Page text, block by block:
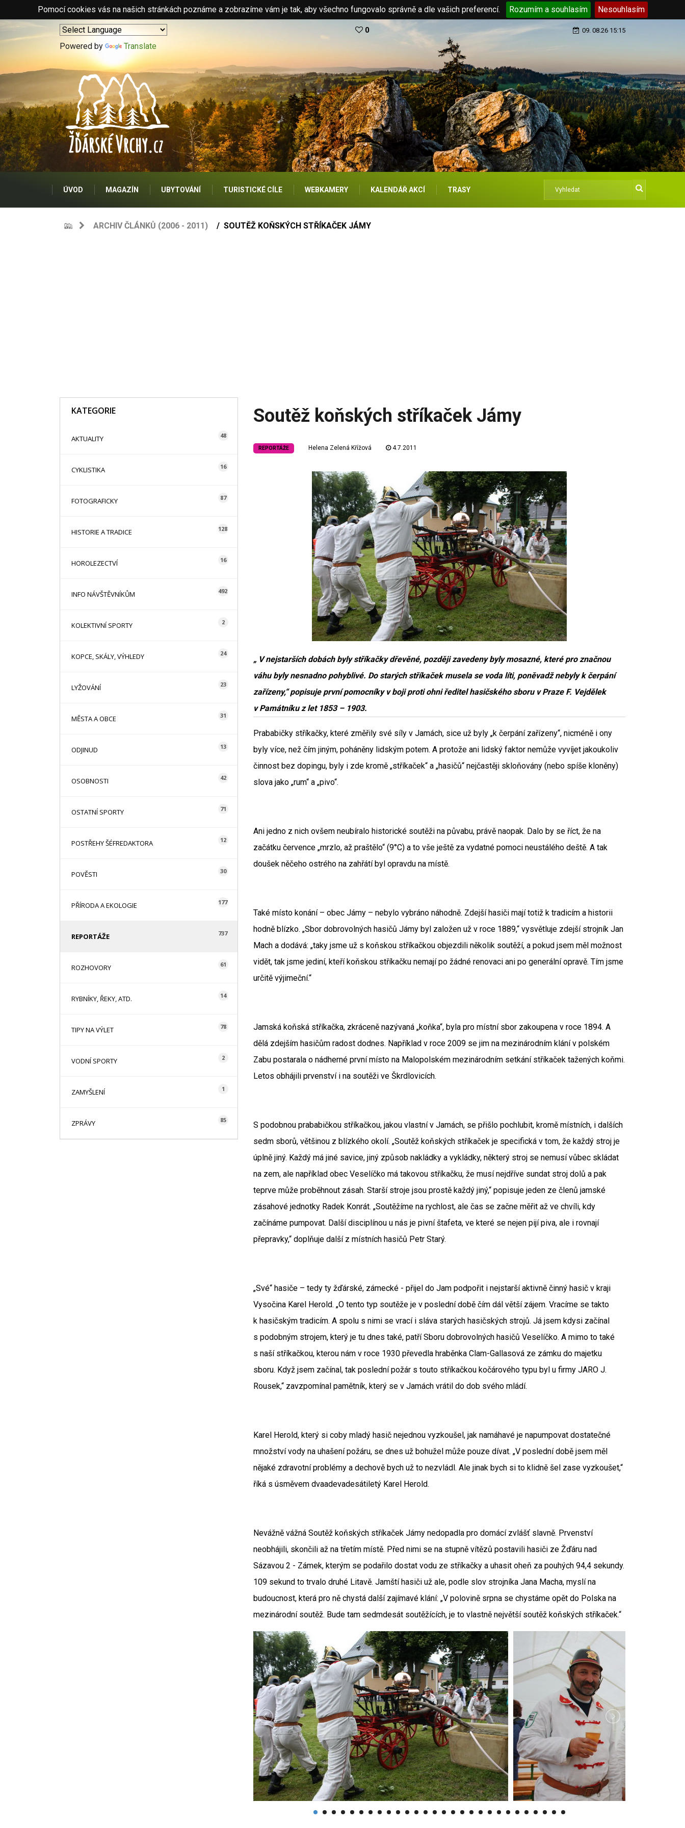
Pomocí cookies vás na našich stránkách poznáme a zobrazíme vám je tak, aby všechno fungovalo správně a dle vašich preferencí. Rozumím a souhlasím Nesouhlasím
Powered by Translate
0 09. 08.26 15:15
ÚVOD MAGAZÍN UBYTOVÁNÍ TURISTICKÉ CÍLE WEBKAMERY KALENDÁŘ AKCÍ TRASY
ARCHIV ČLÁNKŮ (2006 - 2011) SOUTĚŽ KOŇSKÝCH STŘÍKAČEK JÁMY
KATEGORIE
AKTUALITY 48
CYKLISTIKA 16
FOTOGRAFICKY 87
HISTORIE A TRADICE 128
HOROLEZECTVÍ 16
INFO NÁVŠTĚVNÍKŮM 492
KOLEKTIVNÍ SPORTY 2
KOPCE, SKÁLY, VÝHLEDY 24
LYŽOVÁNÍ 23
MĚSTA A OBCE 31
ODJINUD 13
OSOBNOSTI 42
OSTATNÍ SPORTY 71
POSTŘEHY ŠÉFREDAKTORA 12
POVĚSTI 30
PŘÍRODA A EKOLOGIE 177
REPORTÁŽE 737
ROZHOVORY 61
RYBNÍKY, ŘEKY, ATD. 14
TIPY NA VÝLET 78
VODNÍ SPORTY 2
ZAMYŠLENÍ 1
ZPRÁVY 85
Soutěž koňských stříkaček Jámy
REPORTÁŽE Helena Zelená Křížová 4.7.2011
„ V nejstarších dobách byly stříkačky dřevěné, později zavedeny byly mosazné, které pro značnou
váhu byly nesnadno pohyblivé. Do starých stříkaček musela se voda líti, poněvadž nebyly k čerpání
zařízeny,“ popisuje první pomocníky v boji proti ohni ředitel hasičského sboru v Praze F. Vejdělek
v Památníku z let 1853 – 1903.
Prababičky stříkačky, které změřily své síly v Jamách, sice už byly „k čerpání zařízeny“, nicméně i ony
byly více, než čím jiným, poháněny lidským potem. A protože ani lidský faktor nemůže vyvíjet jakoukoliv
činnost bez dopingu, byly i zde kromě „stříkaček“ a „hasičů“ nejčastěji skloňovány (nebo spíše kloněny)
slova jako „rum“ a „pivo“.
Ani jedno z nich ovšem neubíralo historické soutěži na půvabu, právě naopak. Dalo by se říct, že na
začátku července „mrzlo, až praštělo“ (9°C) a to vše ještě za vydatné pomoci neustálého deště. A tak
doušek něčeho ostrého na zahřátí byl opravdu na místě.
Také místo konání – obec Jámy – nebylo vybráno náhodně. Zdejší hasiči mají totiž k tradicím a historii
hodně blízko. „Sbor dobrovolných hasičů Jámy byl založen už v roce 1889,“ vysvětluje zdejší strojník Jan
Mach a dodává: „taky jsme už s koňskou stříkačkou objezdili několik soutěží, a pokud jsem měl možnost
vidět, tak jsme jediní, kteří koňskou stříkačku nemají po žádné renovaci ani po generální opravě. Tím jsme
určitě výjimeční.“
Jamská koňská stříkačka, zkráceně nazývaná „koňka“, byla pro místní sbor zakoupena v roce 1894. A
dělá zdejším hasičům radost dodnes. Například v roce 2009 se jim na mezinárodním klání v polském
Zabu postarala o nádherné první místo na Malopolském mezinárodním setkání stříkaček tažených koňmi.
Letos obhájili prvenství i na soutěži ve Škrdlovicích.
S podobnou prababičkou stříkačkou, jakou vlastní v Jamách, se přišlo pochlubit, kromě místních, i dalších
sedm sborů, většinou z blízkého okolí. „Soutěž koňských stříkaček je specifická v tom, že každý stroj je
úplně jiný. Každý má jiné savice, jiný způsob nakládky a vykládky, některý stroj se nemusí vůbec skládat
na zem, ale například obec Veselíčko má takovou stříkačku, že musí nejdříve sundat stroj dolů a pak
teprve může proběhnout zásah. Starší stroje jsou prostě každý jiný,“ popisuje jeden ze členů jamské
zásahové jednotky Radek Konrát. „Soutěžíme na rychlost, ale čas se začne měřit až ve chvíli, kdy
začínáme pumpovat. Další disciplínou u nás je pivní štafeta, ve které se nejen pijí piva, ale i rovnají
přepravky,“ doplňuje další z místních hasičů Petr Starý.
„Své“ hasiče – tedy ty žďárské, zámecké - přijel do Jam podpořit i nejstarší aktivně činný hasič v kraji
Vysočina Karel Herold. „O tento typ soutěže je v poslední době čím dál větší zájem. Vracíme se takto
k hasičským tradicím. A spolu s nimi se vrací i sláva starých hasičských strojů. Já jsem kdysi začínal
s podobným strojem, který je tu dnes také, patří Sboru dobrovolných hasičů Veselíčko. A mimo to také
s naší stříkačkou, kterou nám v roce 1930 převedla hraběnka Clam-Gallasová ze zámku do majetku
sboru. Když jsem začínal, tak poslední požár s touto stříkačkou kočárového typu byl u firmy JARO J.
Rousek,“ zavzpomínal pamětník, který se v Jamách vrátil do dob svého mládí.
Karel Herold, který si coby mladý hasič nejednou vyzkoušel, jak namáhavé je napumpovat dostatečné
množství vody na uhašení požáru, se dnes už bohužel může pouze dívat. „V poslední době jsem měl
nějaké zdravotní problémy a dechově bych už to nezvládl. Ale jinak bych si to klidně šel zase vyzkoušet,“
říká s úsměvem dvaadevadesátiletý Karel Herold.
Nevážně vážná Soutěž koňských stříkaček Jámy nedopadla pro domácí zvlášť slavně. Prvenství
neobhájili, skončili až na třetím místě. Před nimi se na stupně vítězů postavili hasiči ze Žďáru nad
Sázavou 2 - Zámek, kterým se podařilo dostat vodu ze stříkačky a uhasit oheň za pouhých 94,4 sekundy.
109 sekund to trvalo druhé Litavě. Jamští hasiči už ale, podle slov strojníka Jana Macha, myslí na
budoucnost, která pro ně chystá další zajímavé klání: „V polovině srpna se chystáme opět do Polska na
mezinárodní soutěž. Bude tam sedmdesát soutěžících, je to vlastně největší soutěž koňských stříkaček.“